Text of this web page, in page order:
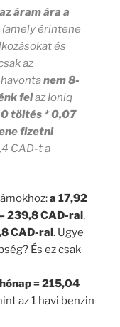
az áram ára a
(amely érintene
és
az
nem 8-
felaz Ioniq
töltés * 0,07
fizetni
CAD-t a
a 17,92
239,8 CAD-ral,
CAD-ral. Ugye
És ez csak
= 215,04
az 1 havi benzin